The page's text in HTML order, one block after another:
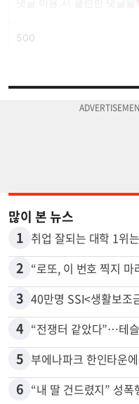
많이 본 뉴스
1 취업 잘되는 대학 1위
2 “로또, 이 번호 찍지 마
3 40만명 SSI<생활보조
4 “전쟁터 같았다”…테
5 부에나파크 한인타운